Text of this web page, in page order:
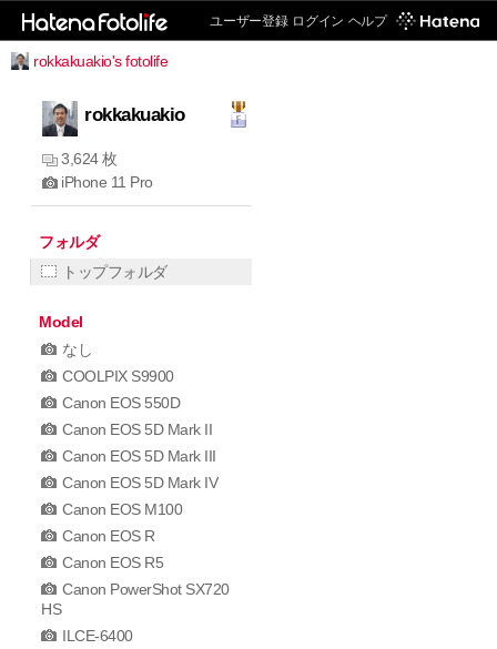
ユーザー登録 ログイン ヘルプ
rokkakuakio's fotolife
rokkakuakio
3,624 枚
iPhone 11 Pro
フォルダ
トップフォルダ
Model
なし
COOLPIX S9900
Canon EOS 550D
Canon EOS 5D Mark II
Canon EOS 5D Mark III
Canon EOS 5D Mark IV
Canon EOS M100
Canon EOS R
Canon EOS R5
Canon PowerShot SX720
HS
ILCE-6400